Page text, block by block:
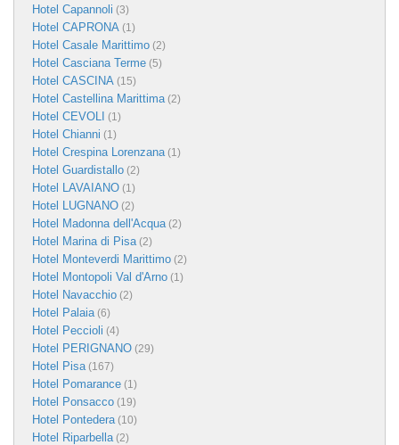
Hotel Capannoli (3)
Hotel CAPRONA (1)
Hotel Casale Marittimo (2)
Hotel Casciana Terme (5)
Hotel CASCINA (15)
Hotel Castellina Marittima(2)
Hotel CEVOLI (1)
Hotel Chianni (1)
Hotel Crespina Lorenzana(1)
Hotel Guardistallo (2)
Hotel LAVAIANO (1)
Hotel LUGNANO (2)
Hotel Madonna dell'Acqua(2)
Hotel Marina di Pisa(2)
Hotel Monteverdi Marittimo (2)
Hotel Montopoli Val d'Arno (1)
Hotel Navacchio (2)
Hotel Palaia(6)
Hotel Peccioli (4)
Hotel PERIGNANO (29)
Hotel Pisa(167)
Hotel Pomarance (1)
Hotel Ponsacco (19)
Hotel Pontedera(10)
Hotel Riparbella(2)